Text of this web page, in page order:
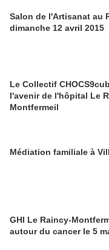
Salon de l'Artisanat au
dimanche 12 avril 2015
Le Collectif
l'avenir de l'hôpital Le
Montfermeil
Médiation familiale à
GHI Le Raincy-
autour du cancer le 5